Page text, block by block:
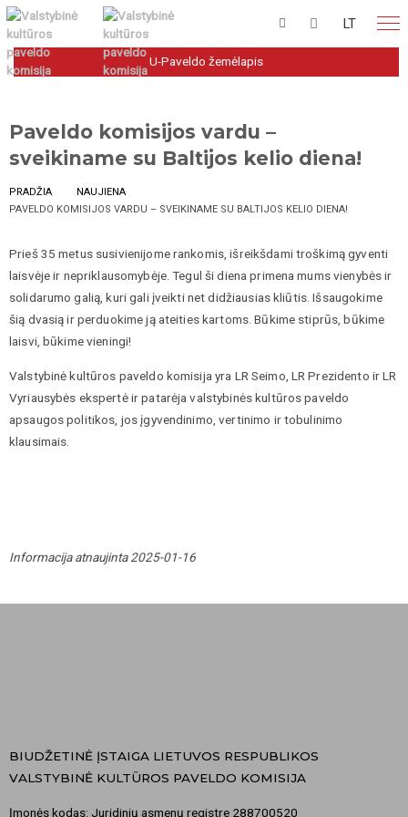
LT
U-Paveldo žemėlapis
Paveldo komisijos vardu –
sveikiname su Baltijos kelio diena!
PRADŽIA
NAUJIENA
PAVELDO KOMISIJOS VARDU – SVEIKINAME SU BALTIJOS KELIO DIENA!
Prieš 35 metus susivienijome rankomis, išreikšdami troškimą gyventi
laisvėje ir nepriklausomybėje. Tegul ši diena primena mums vienybės ir
solidarumo galią, kuri gali įveikti net didžiausias kliūtis. Išsaugokime
šią dvasią ir perduokime ją ateities kartoms. Būkime stiprūs, būkime
laisvi, būkime vieningi!
Valstybinė kultūros paveldo komisija yra LR Seimo, LR Prezidento ir LR
Vyriausybės ekspertė ir patarėja valstybinės kultūros paveldo
apsaugos politikos, jos įgyvendinimo, vertinimo ir tobulinimo
klausimais.
Informacija atnaujinta 2025-01-16
BIUDŽETINĖ ĮSTAIGA LIETUVOS RESPUBLIKOS
VALSTYBINĖ KULTŪROS PAVELDO KOMISIJA
Įmonės kodas: Juridinių asmenų registre 288700520